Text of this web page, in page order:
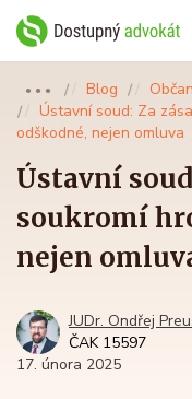
●●● Blog
Ústavní soud: Za
odškodné, nejen omluva
Ústavní
soukromí
nejen
JUDr. Ondřej
ČAK 15597
17. února 2025